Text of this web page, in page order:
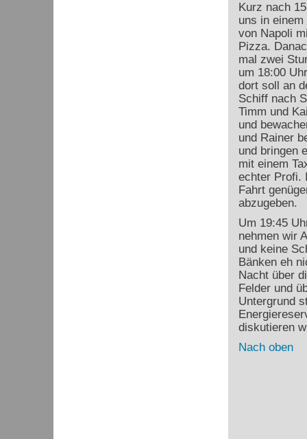
Kurz nach
uns in
von Napoli
Pizza.
mal zwei
um 18:00
dort soll an
Schiff nach
Timm und
und
und Rainer
und bringen
mit einem
echter Profi.
Fahrt
abzugeben.
Um 19:45
nehmen wir
und keine
Bänken eh
Nacht über
Felder und
Untergrund
diskutieren
Nach oben